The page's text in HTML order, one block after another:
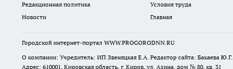
Редакционная политика
Условия труда
Новости
Главная
Городской интернет-портал WWW.PROGORODNN.RU
О компании: Учредитель: ИП Звеняцкая Е.А. Редактор сайта: Бакаева Ю.Г.
Адрес: 610001, Кировская область, г. Киров, ул. Азина, дом № 80, кв. 31